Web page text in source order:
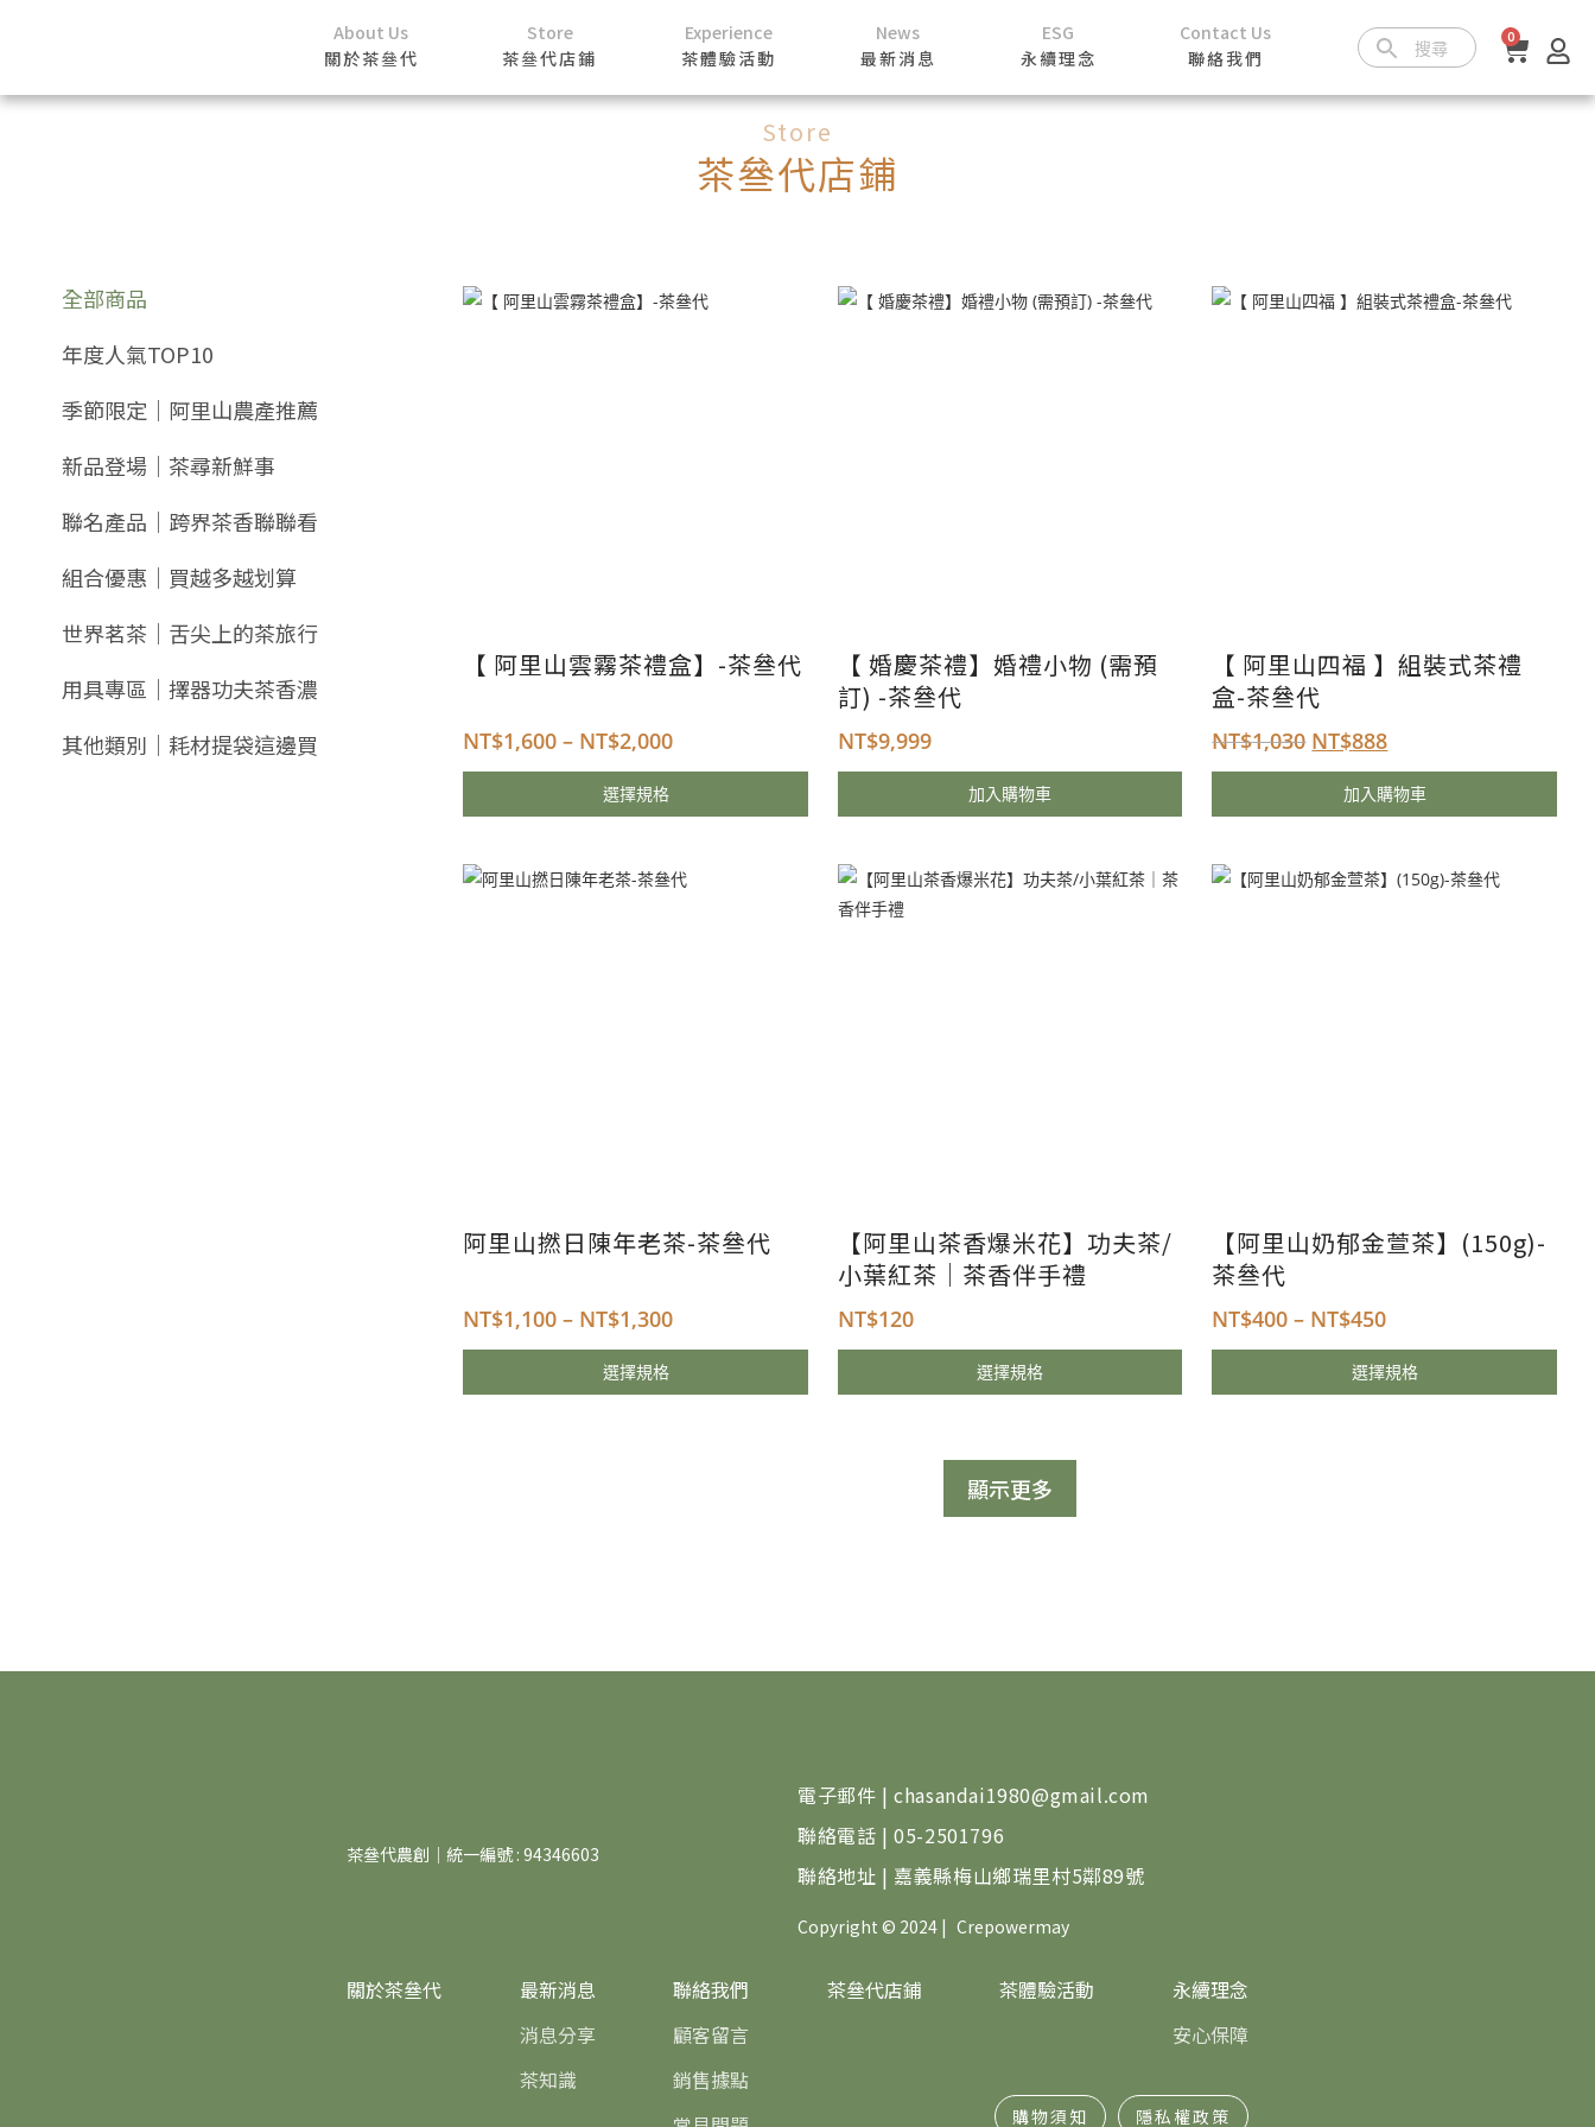
0
About Us
關於茶叄代
Store
茶叄代店鋪
Experience
茶體驗活動
News
最新消息
ESG
永續理念
Contact Us
聯絡我們
Store
茶叄代店鋪
全部商品
年度人氣TOP10
季節限定｜阿里山農產推薦
新品登場｜茶尋新鮮事
聯名產品｜跨界茶香聯聯看
組合優惠｜買越多越划算
世界茗茶｜舌尖上的茶旅行
用具專區｜擇器功夫茶香濃
其他類別｜耗材提袋這邊買
【 阿里山雲霧茶禮盒】-茶叄代
NT$1,600 – NT$2,000
選擇規格
【 婚慶茶禮】婚禮小物 (需預
訂) -茶叄代
NT$9,999
加入購物車
【 阿里山四福 】組裝式茶禮
盒-茶叄代
NT$1,030 NT$888
加入購物車
阿里山撚日陳年老茶-茶叄代
NT$1,100 – NT$1,300
選擇規格
【阿里山茶香爆米花】功夫茶/
小葉紅茶｜茶香伴手禮
NT$120
選擇規格
【阿里山奶郁金萱茶】(150g)-
茶叄代
NT$400 – NT$450
選擇規格
顯示更多
茶叄代農創｜統一編號 : 94346603
電子郵件 | chasandai1980@gmail.com
聯絡電話 | 05-2501796
聯絡地址 | 嘉義縣梅山鄉瑞里村5鄰89號
Copyright © 2024 | Crepowermay
關於茶叄代
最新消息
消息分享
茶知識
聯絡我們
顧客留言
銷售據點
茶叄代店鋪 茶體驗活動
永續理念
安心保障
購物須知 隱私權政策